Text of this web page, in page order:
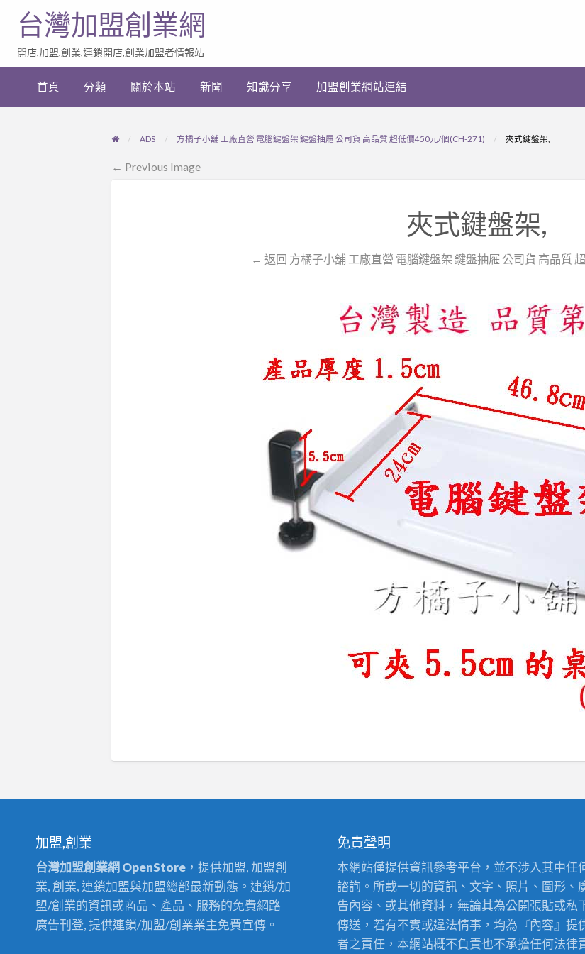
加
業
台灣加盟創業網
開店,加盟,創業,連鎖開店,創業加盟者情報站
首頁 分類 關於本站 新聞 知識分享 加盟創業網站連結
ADS 方橘子小舖 工廠直營 電腦鍵盤架 鍵盤抽屜 公司貨 高品質 超低價450元/個(CH-271) 夾式鍵盤架,
← Previous Image
夾式鍵盤架,
← 返回 方橘子小舖 工廠直營 電腦鍵盤架 鍵盤抽屜 公司貨 高品質
加盟,創業
台灣加盟創業網 OpenStore ，提供加盟, 加盟創
業, 創業, 連鎖加盟與加盟總部最新動態。連鎖/加
盟/創業的資訊或商品、產品、服務的免費網路
廣告刊登, 提供連鎖/加盟/創業業主免費宣傳。
免責聲明
本網站僅提供資訊參考平台，並不涉入其中任
諮詢。所載一切的資訊、文字、照片、圖形、
告內容、或其他資料，無論其為公開張貼或私
傳送，若有不實或違法情事，均為『內容』提
者之責任，本網站概不負責也不承擔任何法律